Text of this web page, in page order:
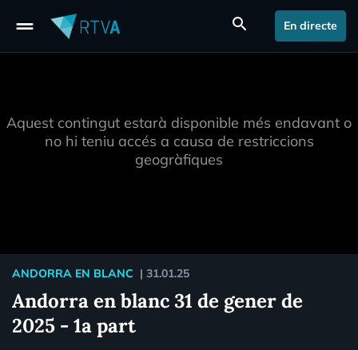
drag_handle search En directe
Aquest contingut estarà disponible més endavant o
no hi teniu accés a causa de restriccions
geogràfiques
ANDORRA EN BLANC | 31.01.25
Andorra en blanc 31 de gener de
2025 - 1a part